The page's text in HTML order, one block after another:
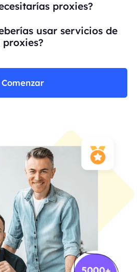
proxies?
usar servicios de
Comenzar